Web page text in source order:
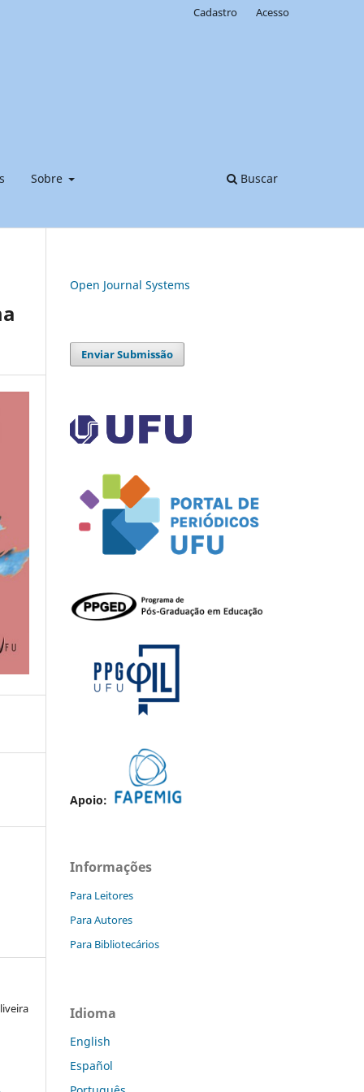
Sobre Buscar
Cadastro Acesso
Open Journal Systems
Enviar Submissão
Apoio:
Informações
Para Leitores
Para Autores
Para Bibliotecários
Idioma
English
Español